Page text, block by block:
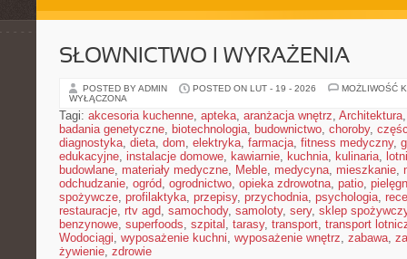
SŁOWNICTWO I WYRAŻENIA
POSTED BY ADMIN POSTED ON LUT - 19 - 2026
MOŻLIWOŚĆ
WYŁĄCZONA
Tagi: akcesoria kuchenne, apteka, aranżacja wnętrz, Architektura
badania genetyczne, biotechnologia, budownictwo, choroby,
diagnostyka, dieta, dom, elektryka, farmacja, fitness medyczny,
edukacyjne, instalacje domowe, kawiarnie, kuchnia, kulinaria,
budowlane, materiały medyczne, Meble, medycyna, mieszkanie,
odchudzanie, ogród, ogrodnictwo, opieka zdrowotna, patio,
spożywcze, profilaktyka, przepisy, przychodnia, psychologia,
restauracje, rtv agd, samochody, samoloty, sery, sklep
benzynowe, superfoods, szpital , tarasy, transport, transport
Wodociągi, wyposażenie kuchni, wyposażenie wnętrz, zabawa,
żywienie, zdrowie